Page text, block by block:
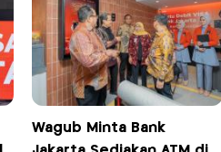
Wagub Minta Bank